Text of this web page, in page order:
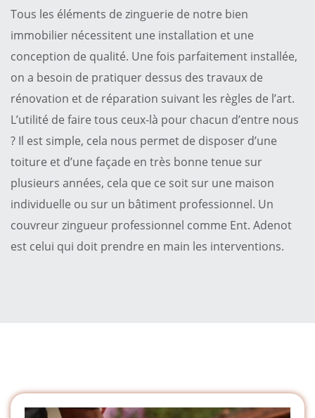
Tous les éléments de zinguerie de notre bien
immobilier nécessitent une installation et une
conception de qualité. Une fois parfaitement installée,
on a besoin de pratiquer dessus des travaux de
rénovation et de réparation suivant les règles de l’art.
L’utilité de faire tous ceux-là pour chacun d’entre nous
? Il est simple, cela nous permet de disposer d’une
toiture et d’une façade en très bonne tenue sur
plusieurs années, cela que ce soit sur une maison
individuelle ou sur un bâtiment professionnel. Un
couvreur zingueur professionnel comme Ent. Adenot
est celui qui doit prendre en main les interventions.